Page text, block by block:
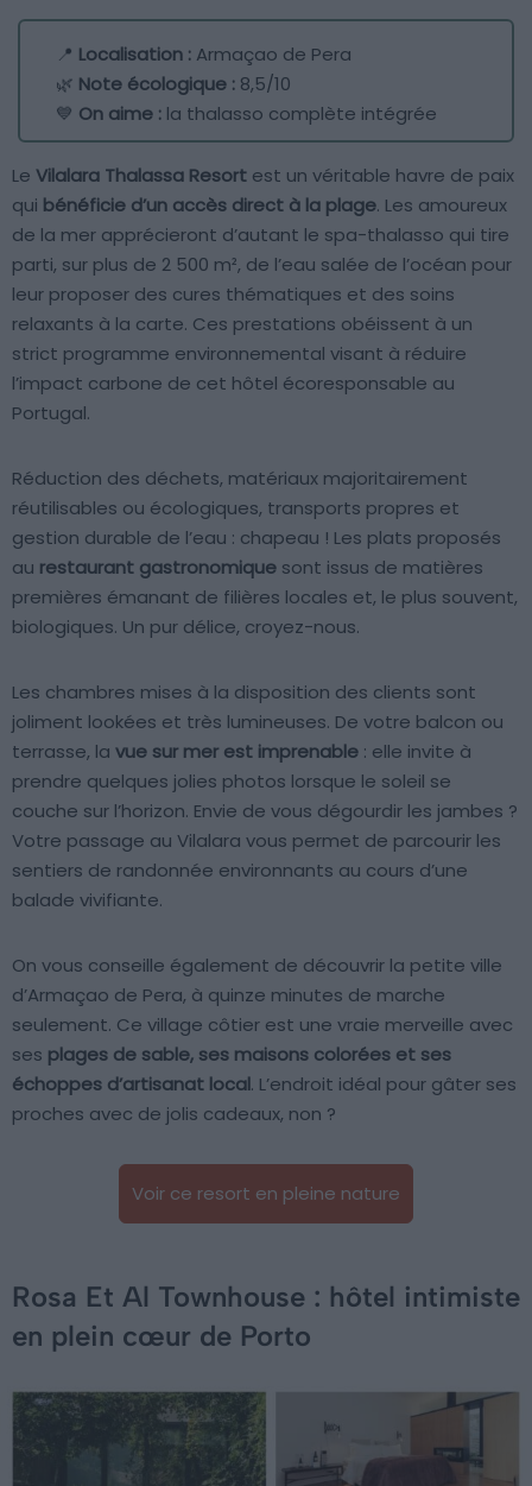
📍 Localisation : Armaçao de Pera
🌿 Note écologique : 8,5/10
💙 On aime : la thalasso complète intégrée
Le Vilalara Thalassa Resort est un véritable havre de paix
qui bénéficie d’un accès direct à la plage. Les amoureux
de la mer apprécieront d’autant le spa-thalasso qui tire
parti, sur plus de 2 500 m², de l’eau salée de l’océan pour
leur proposer des cures thématiques et des soins
relaxants à la carte. Ces prestations obéissent à un
strict programme environnemental visant à réduire
l’impact carbone de cet hôtel écoresponsable au
Portugal.
Réduction des déchets, matériaux majoritairement
réutilisables ou écologiques, transports propres et
gestion durable de l’eau : chapeau ! Les plats proposés
au restaurant gastronomique sont issus de matières
premières émanant de filières locales et, le plus souvent,
biologiques. Un pur délice, croyez-nous.
Les chambres mises à la disposition des clients sont
joliment lookées et très lumineuses. De votre balcon ou
terrasse, la vue sur mer est imprenable : elle invite à
prendre quelques jolies photos lorsque le soleil se
couche sur l’horizon. Envie de vous dégourdir les jambes ?
Votre passage au Vilalara vous permet de parcourir les
sentiers de randonnée environnants au cours d’une
balade vivifiante.
On vous conseille également de découvrir la petite ville
d’Armaçao de Pera, à quinze minutes de marche
seulement. Ce village côtier est une vraie merveille avec
ses plages de sable, ses maisons colorées et ses
échoppes d’artisanat local. L’endroit idéal pour gâter ses
proches avec de jolis cadeaux, non ?
Voir ce resort en pleine nature
Rosa Et Al Townhouse : hôtel intimiste
en plein cœur de Porto